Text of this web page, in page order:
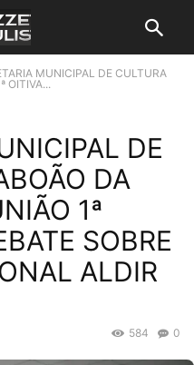
MUNICIPAL DE CULTURA
OITIVA...
DE
DA
1ª
SOBRE
ALDIR
0
584